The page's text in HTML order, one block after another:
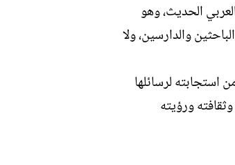
الحديث، وهو
والدارسين، ولا
لرسائلها
ورؤيته